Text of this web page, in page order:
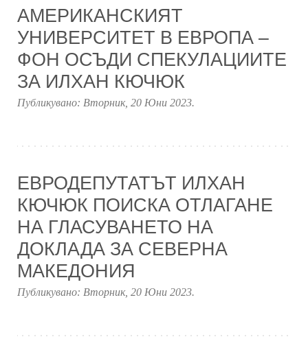
АМЕРИКАНСКИЯТ
УНИВЕРСИТЕТ В ЕВРОПА –
ФОН ОСЪДИ СПЕКУЛАЦИИТЕ
ЗА ИЛХАН КЮЧЮК
Публикувано: Вторник, 20 Юни 2023.
ЕВРОДЕПУТАТЪТ ИЛХАН
КЮЧЮК ПОИСКА ОТЛАГАНЕ
НА ГЛАСУВАНЕТО НА
ДОКЛАДА ЗА СЕВЕРНА
МАКЕДОНИЯ
Публикувано: Вторник, 20 Юни 2023.